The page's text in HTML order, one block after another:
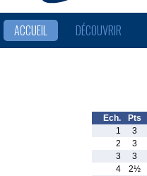
ACCUEIL DÉCOUVRIR
Ech. Pts
1
3
2
3
3
3
4
2½